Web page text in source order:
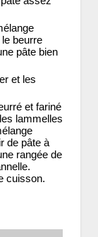
beurre
pâte bien
et les
et fariné
lammelles
de pâte à
rangée de
cuisson.